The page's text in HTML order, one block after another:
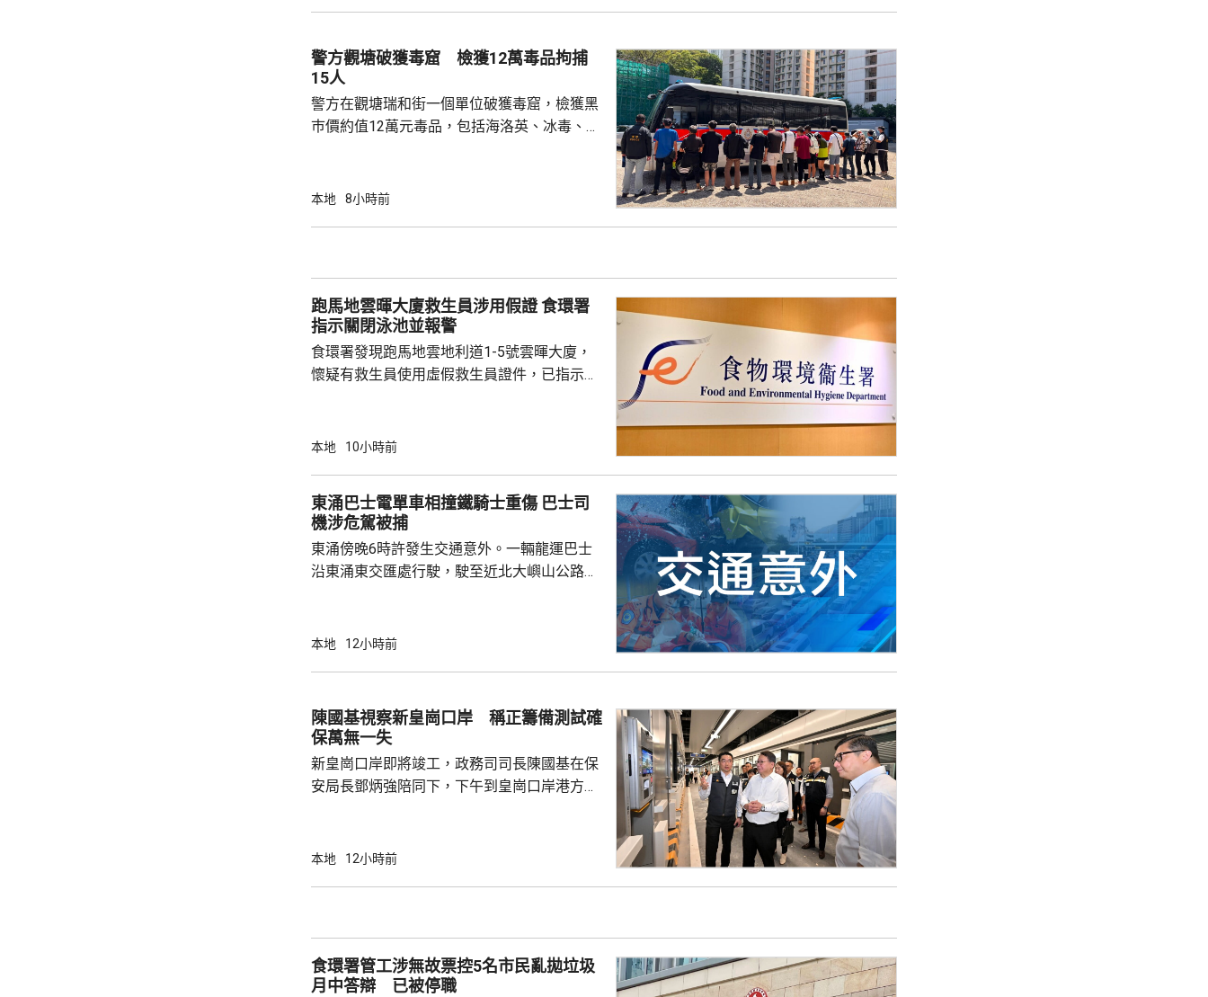
生會完全失去運作空間。 對於近年多間院校學
生會相繼解散，他認為是學界以至...
警方觀塘破獲毒窟 檢獲12萬毒品拘捕
15人
警方在觀塘瑞和街一個單位破獲毒窟，檢獲黑
巿價約值12萬元毒品，包括海洛英、冰毒、含
營毒窟及販運危險藥物，另外13男1女，年齡
本地 8小時前
跑馬地雲暉大廈救生員涉用假證 食環署
指示關閉泳池並報警
食環署發現跑馬地雲地利道1-5號雲暉大廈，
懷疑有救生員使用虛假救生員證件，已指示泳
資料，今日收到核實結果，發現一名昨日在屋
疑未按法例提供足夠合資格救生員，會考慮向
泳池持牌人提出檢控。 食環署表示，今年至頭
上月底，對逾1400個持牌私人...
本地 10小時前
東涌巴士電單車相撞鐵騎士重傷 巴士司
機涉危駕被捕
東涌傍晚6時許發生交通意外。一輛龍運巴士
沿東涌東交匯處行駛，駛至近北大嶼山公路出
體多處受傷，昏迷送往北大嶼山醫院治理。
往沙田的路線E42巴士，已即時暫停涉事車長
駕駛職務，派員到醫院慰問傷者，並會配合警
本地 12小時前
陳國基視察新皇崗口岸 稱正籌備測試確
保萬無一失
新皇崗口岸即將竣工，政務司司長陳國基在保
安局長鄧炳強陪同下，下午到皇崗口岸港方口
跨部門工作小組，正籌備綜合營運測試、公共
測試，循序漸進提升口岸負荷，並在每次測試
後即時跟進問題，又要求小組必須以...
本地 12小時前
食環署管工涉無故票控5名市民亂拋垃圾
月中答辯 已被停職